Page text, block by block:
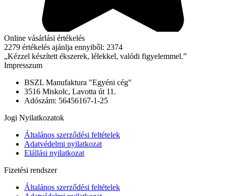
Online vásárlási értékelés
2279 értékelés ajánlja ennyiből: 2374
„Kézzel készített ékszerek, lélekkel, valódi figyelemmel.”
Impresszum
BSZL Manufaktura "Egyéni cég"
3516 Miskolc, Lavotta út 11.
Adószám: 56456167-1-25
Jogi Nyilatkozatok
Általános szerződési feltételek
Adatvédelmi nyilatkozat
Elállási nyilatkozat
Fizetési rendszer
Általános szerződési feltételek